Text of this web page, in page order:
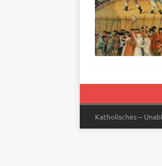
Katholisches –